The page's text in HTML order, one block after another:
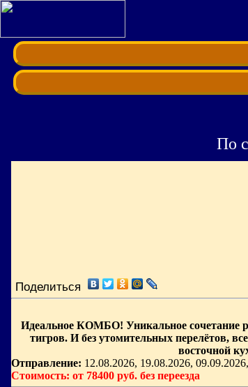
По
Поделиться
Идеальное КОМБО! Уникальное сочетание
тигров. И без утомительных перелётов,
восточной
Отправление: 12.08.2026, 19.08.2026,
Стоимость: от 78400 руб. без переезда